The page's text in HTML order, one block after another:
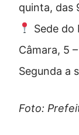
quinta, das
Sede do
Câmara, 5
Segunda a
Foto: